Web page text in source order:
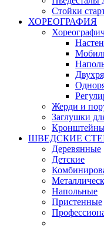
Стойки
ХОРЕОГРАФИЯ
Жерди и
Заглушки
Кронштейны
ШВЕДСКИЕ
Деревянные
Детские
Напольные
Пристенные